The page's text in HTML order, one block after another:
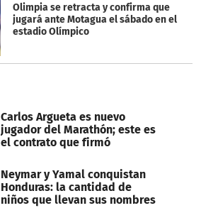
Olimpia se retracta y confirma que
jugará ante Motagua el sábado en el
estadio Olímpico
Carlos Argueta es nuevo
jugador del Marathón; este es
el contrato que firmó
Neymar y Yamal conquistan
Honduras: la cantidad de
niños que llevan sus nombres